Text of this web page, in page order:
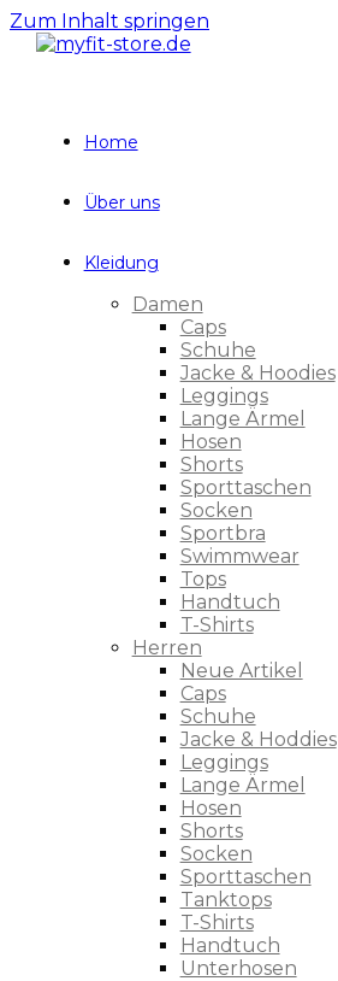
Zum Inhalt springen
Home
Über uns
Kleidung
Damen
Caps
Schuhe
Jacke & Hoodies
Leggings
Lange Ärmel
Hosen
Shorts
Sporttaschen
Socken
Sportbra
Swimmwear
Tops
Handtuch
T-Shirts
Herren
Neue Artikel
Caps
Schuhe
Jacke & Hoddies
Leggings
Lange Ärmel
Hosen
Shorts
Socken
Sporttaschen
Tanktops
T-Shirts
Handtuch
Unterhosen